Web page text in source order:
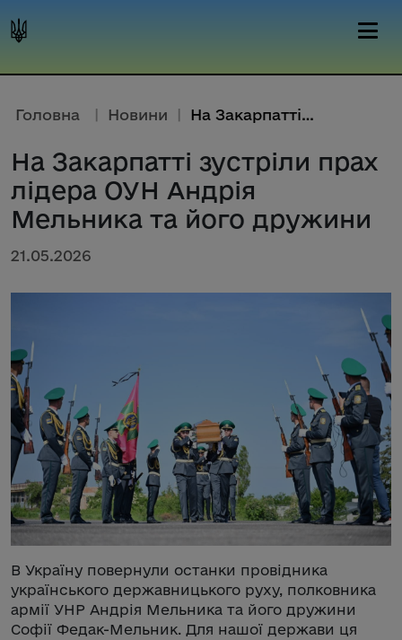
Головна | Новини | На Закарпатті зустріли прах лі...
На Закарпатті зустріли прах
лідера ОУН Андрія
Мельника та його дружини
21.05.2026
В Україну повернули останки провідника
українського державницького руху, полковника
армії УНР Андрія Мельника та його дружини
Софії Федак-Мельник. Для нашої держави ця